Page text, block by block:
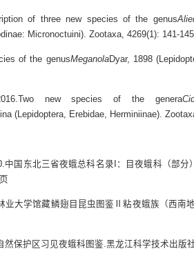
of three new species of the genus
Micronoctuini). Zootaxa, 4269(1): 141-
of the genusMeganolaDyar, 1898
new species of the genera
(Lepidoptera, Erebidae, Herminiinae).
中国东北三省夜蛾总科名录I：目夜蛾科（部分
业大学馆藏鳞翅目昆虫图鉴Ⅱ粘夜蛾族（西南
保护区习见夜蛾科图鉴.黑龙江科学技术出版